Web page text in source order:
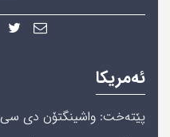
ئەمریکا
پێته‌خت: واشینگتۆن دی سی